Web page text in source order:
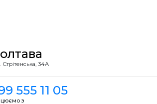
Стрiтенська, 34А
555 11 05
з